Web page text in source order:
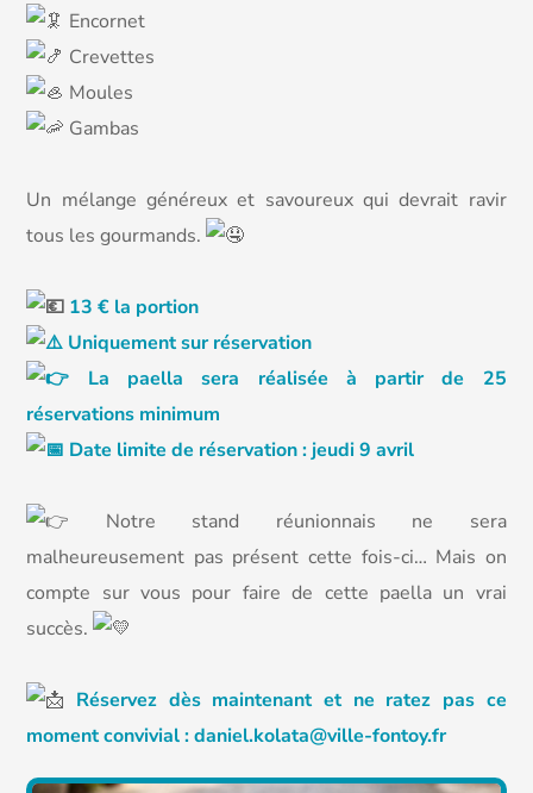
Encornet
Crevettes
Moules
Gambas
Un mélange généreux et savoureux qui devrait ravir
tous les gourmands.
13 € la portion
Uniquement sur réservation
La paella sera réalisée à partir de 25
réservations minimum
Date limite de réservation : jeudi 9 avril
Notre stand réunionnais ne sera
malheureusement pas présent cette fois-ci… Mais on
compte sur vous pour faire de cette paella un vrai
succès.
Réservez dès maintenant et ne ratez pas ce
moment convivial : daniel.kolata@ville-fontoy.fr